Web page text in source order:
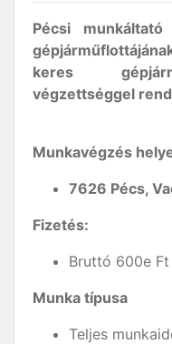
Pécsi
keres
végzettséggel
Munkavégzés
7626 Pécs,
Fizetés:
Bruttó 600e
Munka típusa
Teljes